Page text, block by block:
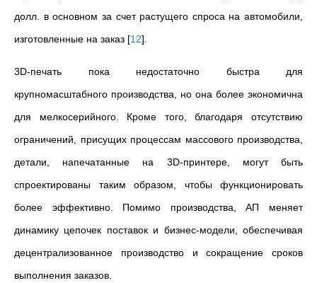
долл. в основном за счет растущего спроса на автомобили,
изготовленные на заказ [12]
3D-печать пока недостаточно быстра для
крупномасштабного производства, но она более экономична
для мелкосерийного. Кроме того, благодаря отсутствию
ограничений, присущих процессам массового производства,
детали, напечатанные на 3D-принтере, могут быть
спроектированы таким образом, чтобы функционировать
более эффективно. Помимо производства, АП меняет
динамику цепочек поставок и бизнес-модели, обеспечивая
децентрализованное производство и сокращение сроков
выполнения заказов.